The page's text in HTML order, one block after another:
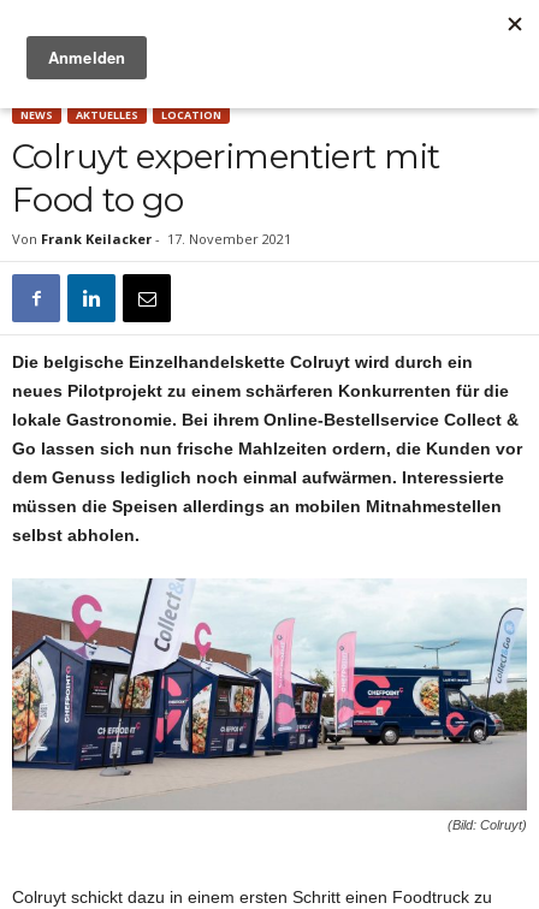
NEWS AKTUELLES LOCATION
Colruyt experimentiert mit
Food to go
Von Frank Keilacker - 17. November 2021
Die belgische Einzelhandelskette Colruyt wird durch ein
neues Pilotprojekt zu einem schärferen Konkurrenten für die
lokale Gastronomie. Bei ihrem Online-Bestellservice Collect &
Go lassen sich nun frische Mahlzeiten ordern, die Kunden vor
dem Genuss lediglich noch einmal aufwärmen. Interessierte
müssen die Speisen allerdings an mobilen Mitnahmestellen
selbst abholen.
(Bild: Colruyt)
Colruyt schickt dazu in einem ersten Schritt einen Foodtruck zu